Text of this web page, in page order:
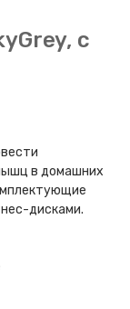
с
в домашних
дисками.